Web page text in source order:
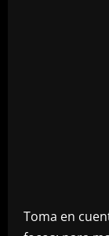
Toma en